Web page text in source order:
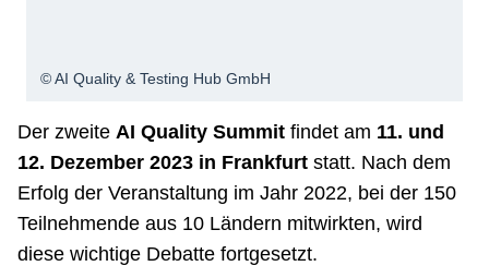
© AI Quality & Testing Hub GmbH
Der zweite AI Quality Summitfindet am 11. und
12. Dezember 2023 in Frankfurtstatt. Nach dem
Erfolg der Veranstaltung im Jahr 2022, bei der 150
Teilnehmende aus 10 Ländern mitwirkten, wird
diese wichtige Debatte fortgesetzt.